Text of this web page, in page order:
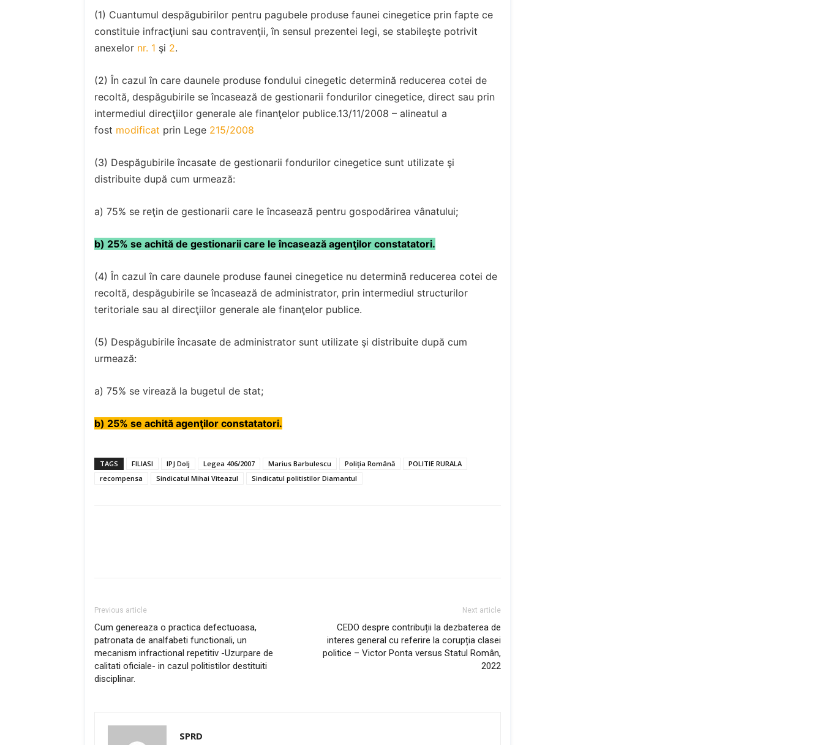
(1) Cuantumul despăgubirilor pentru pagubele produse faunei cinegetice prin fapte ce
constituie infracţiuni sau contravenţii, în sensul prezentei legi, se stabileşte potrivit
anexelor nr. 1 şi 2.
(2) În cazul în care daunele produse fondului cinegetic determină reducerea cotei de
recoltă, despăgubirile se încasează de gestionarii fondurilor cinegetice, direct sau prin
intermediul direcţiilor generale ale finanţelor publice.13/11/2008 – alineatul a
fost modificat prin Lege 215/2008
(3) Despăgubirile încasate de gestionarii fondurilor cinegetice sunt utilizate şi
distribuite după cum urmează:
a) 75% se reţin de gestionarii care le încasează pentru gospodărirea vânatului;
b) 25% se achită de gestionarii care le încasează agenţilor constatatori.
(4) În cazul în care daunele produse faunei cinegetice nu determină reducerea cotei de
recoltă, despăgubirile se încasează de administrator, prin intermediul structurilor
teritoriale sau al direcţiilor generale ale finanţelor publice.
(5) Despăgubirile încasate de administrator sunt utilizate şi distribuite după cum
urmează:
a) 75% se virează la bugetul de stat;
b) 25% se achită agenţilor constatatori.
TAGS FILIASI IPJ Dolj Legea 406/2007 Marius Barbulescu Poliția Română
POLITIE RURALA
recompensa
Sindicatul Mihai Viteazul Sindicatul politistilor Diamantul
Previous article
Cum genereaza o practica defectuoasa,
patronata de analfabeti functionali, un
mecanism infractional repetitiv -Uzurpare de
calitati oficiale- in cazul politistilor destituiti
disciplinar.
Next article
CEDO despre contribuții la dezbaterea de
interes general cu referire la corupția clasei
politice – Victor Ponta versus Statul Român,
2022
SPRD